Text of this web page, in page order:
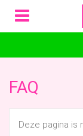
FAQ
Deze pagina is